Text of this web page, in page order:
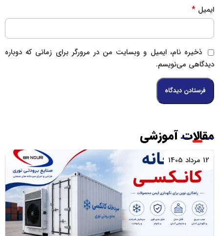
ایمیل *
ذخیره نام، ایمیل و وبسایت من در مرورگر برای زمانی که دوباره
دیدگاهی می‌نویسم.
مقالات آموزشی
12 مرداد 1405